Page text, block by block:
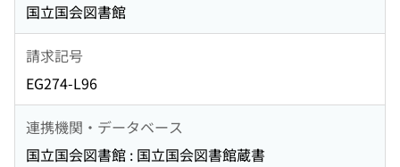
国立国会図書館
請求記号
EG274-L96
連携機関・データベース
国立国会図書館 : 国立国会図書館蔵書